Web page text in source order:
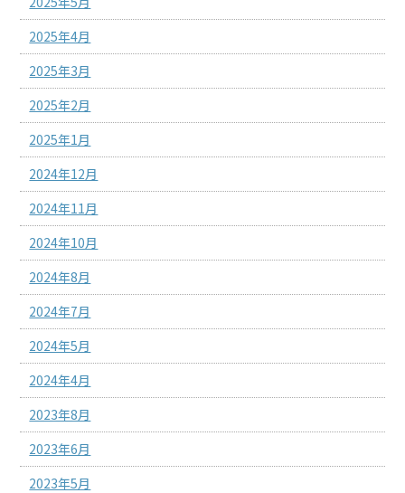
2025年4月
2025年3月
2025年2月
2025年1月
2024年12月
2024年11月
2024年10月
2024年8月
2024年7月
2024年5月
2024年4月
2023年8月
2023年6月
2023年5月